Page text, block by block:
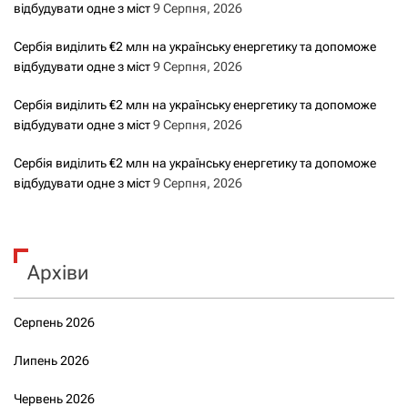
відбудувати одне з міст9 Серпня, 2026
Сербія виділить €2 млн на українську енергетику та допоможе
відбудувати одне з міст9 Серпня, 2026
Сербія виділить €2 млн на українську енергетику та допоможе
відбудувати одне з міст9 Серпня, 2026
Сербія виділить €2 млн на українську енергетику та допоможе
відбудувати одне з міст9 Серпня, 2026
Архіви
Серпень 2026
Липень 2026
Червень 2026